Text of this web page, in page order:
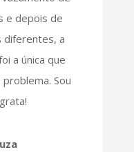
e depois de
diferentes, a
a única que
Sou